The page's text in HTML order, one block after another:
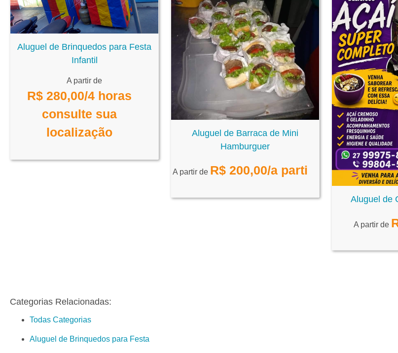
Aluguel de Brinquedos para Festa
Infantil
A partir de
R$ 280,00/4 horas
consulte sua
localização
Aluguel de Barraca de Mini
Hamburguer
A partir de R$ 200,00/a parti
Aluguel de
A partir de
Categorias Relacionadas:
Todas Categorias
Aluguel de Brinquedos para Festa